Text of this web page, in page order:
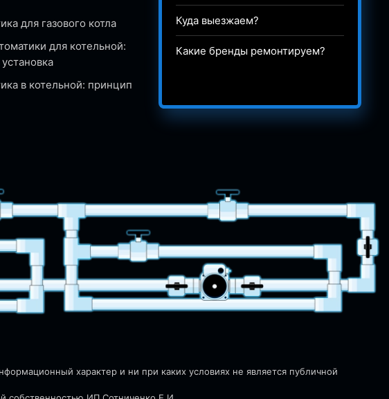
для газового котла
для котельной:
в котельной: принцип
Куда выезжаем?
Какие бренды ремонтируем?
характер и ни при каких условиях не является публичной